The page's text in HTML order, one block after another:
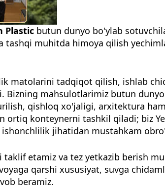
Plastic butun dunyo bo'ylab
muhitda himoya qilish
matolarini tadqiqot qilish, ishlab
Bizning mahsulotlarimiz butun
qishloq xo'jaligi, arxitektura
ortiq konteynerni tashkil qiladi; biz
ishonchlilik jihatidan mustahkam
etamiz va tez yetkazib berish
qarshi xususiyat, suvga
beramiz.